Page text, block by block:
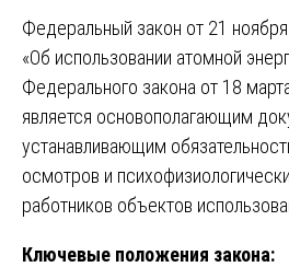
Федеральный закон от 21
«Об использовании атомной
Федерального закона от 18
является основополагающим
устанавливающим
осмотров и
работников объектов
Ключевые положения закона: